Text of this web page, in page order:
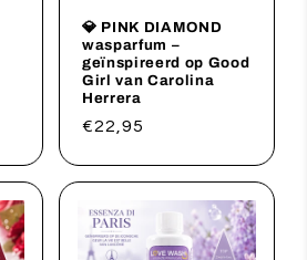
💎 PINK DIAMOND
wasparfum –
geïnspireerd op Good
Girl van Carolina
Herrera
Prix
€22,95